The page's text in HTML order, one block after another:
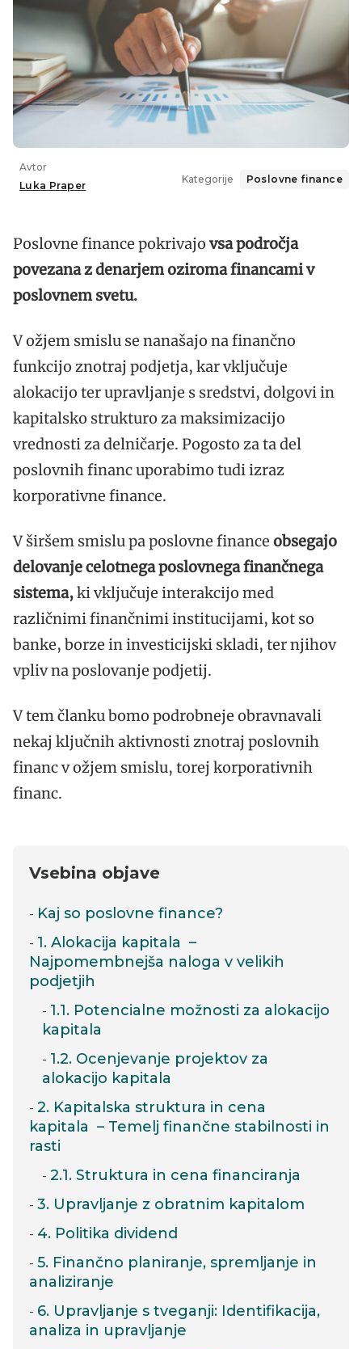
Avtor
Luka Praper
Kategorije Poslovne finance
Poslovne finance pokrivajo vsa področja
povezana z denarjem oziroma financami v
poslovnem svetu.
V ožjem smislu se nanašajo na finančno
funkcijo znotraj podjetja, kar vključuje
alokacijo ter upravljanje s sredstvi, dolgovi in
kapitalsko strukturo za maksimizacijo
vrednosti za delničarje. Pogosto za ta del
poslovnih financ uporabimo tudi izraz
korporativne finance.
V širšem smislu pa poslovne finance obsegajo
delovanje celotnega poslovnega finančnega
sistema,ki vključuje interakcijo med
različnimi finančnimi institucijami, kot so
banke, borze in investicijski skladi, ter njihov
vpliv na poslovanje podjetij.
V tem članku bomo podrobneje obravnavali
nekaj ključnih aktivnosti znotraj poslovnih
financ v ožjem smislu, torej korporativnih
financ.
Vsebina objave
Kaj so poslovne finance?
1. Alokacija kapitala –
Najpomembnejša naloga v velikih
podjetjih
1.1. Potencialne možnosti za alokacijo
kapitala
1.2. Ocenjevanje projektov za
alokacijo kapitala
2. Kapitalska struktura in cena
kapitala – Temelj finančne stabilnosti in
rasti
2.1. Struktura in cena financiranja
3. Upravljanje z obratnim kapitalom
4. Politika dividend
5. Finančno planiranje, spremljanje in
analiziranje
6. Upravljanje s tveganji: Identifikacija,
analiza in upravljanje